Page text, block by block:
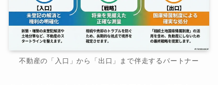
不動産の「入口」から「出口」まで伴走するパートナー